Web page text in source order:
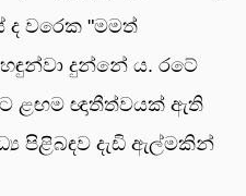
ද වරෙක "මමත්
දුන්නේ ය. රටේ
ළඟම ඥාතීත්වයක් ඇති
පිළිබඳව දැඩි ඇල්මකින්